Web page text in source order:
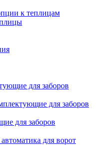
к теплицам
для заборов
для заборов
для заборов
для ворот